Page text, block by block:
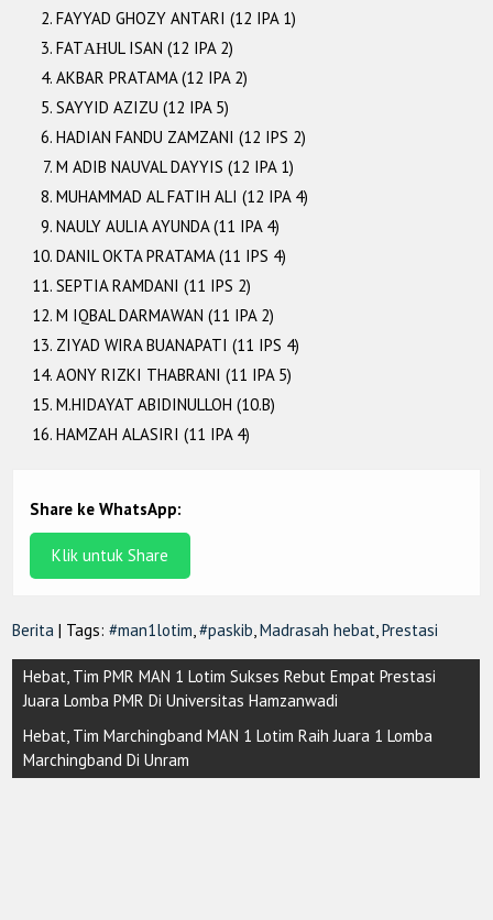
FAYYAD GHOZY ANTARI (12 IPA 1)
FATΑΗUL ISAN (12 IPA 2)
AKBAR PRATAMA (12 IPA 2)
SAYYID AZIZU (12 IPA 5)
HADIAN FANDU ZAMZANI (12 IPS 2)
M ADIB NAUVAL DAYYIS (12 IPA 1)
MUHAMMAD AL FATIH ALI (12 IPA 4)
NAULY AULIA AYUNDA (11 IPA 4)
DANIL OKTA PRATAMA (11 IPS 4)
SEPTIA RAMDANI (11 IPS 2)
M IQBAL DARMAWAN (11 IPA 2)
ZIYAD WIRA BUANAPATI (11 IPS 4)
AONY RIZKI THABRANI (11 IPA 5)
M.HIDAYAT ABIDINULLOH (10.B)
HAMZAH ALASIRI (11 IPA 4)
Share ke WhatsApp:
Klik untuk Share
Berita | Tags:#man1lotim,#paskib,Madrasah hebat,Prestasi
Post
navigation
Hebat, Tim PMR MAN 1 Lotim Sukses Rebut Empat Prestasi
Juara Lomba PMR Di Universitas Hamzanwadi
Hebat, Tim Marchingband MAN 1 Lotim Raih Juara 1 Lomba
Marchingband Di Unram